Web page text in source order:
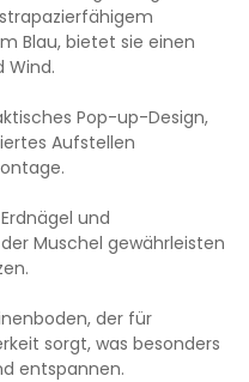
Blau, bietet sie einen
Wind.
Pop-up-Design,
Aufstellen
und
Muschel gewährleisten
der für
sorgt, was besonders
entspannen.